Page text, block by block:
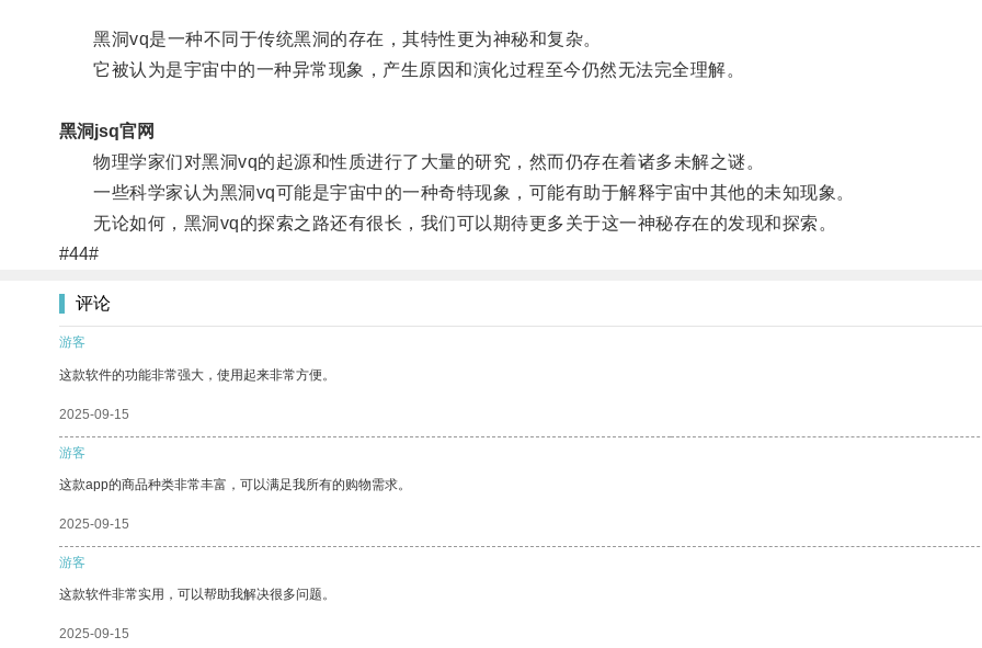
黑洞vq是一种不同于传统黑洞的存在，其特性更为神秘和复杂。
它被认为是宇宙中的一种异常现象，产生原因和演化过程至今仍然无法完全理解。
黑洞jsq官网
物理学家们对黑洞vq的起源和性质进行了大量的研究，然而仍存在着诸多未解之谜。
一些科学家认为黑洞vq可能是宇宙中的一种奇特现象，可能有助于解释宇宙中其他的未知现象。
无论如何，黑洞vq的探索之路还有很长，我们可以期待更多关于这一神秘存在的发现和探索。
#44#
评论
游客
这款软件的功能非常强大，使用起来非常方便。
2025-09-15
游客
这款app的商品种类非常丰富，可以满足我所有的购物需求。
2025-09-15
游客
这款软件非常实用，可以帮助我解决很多问题。
2025-09-15